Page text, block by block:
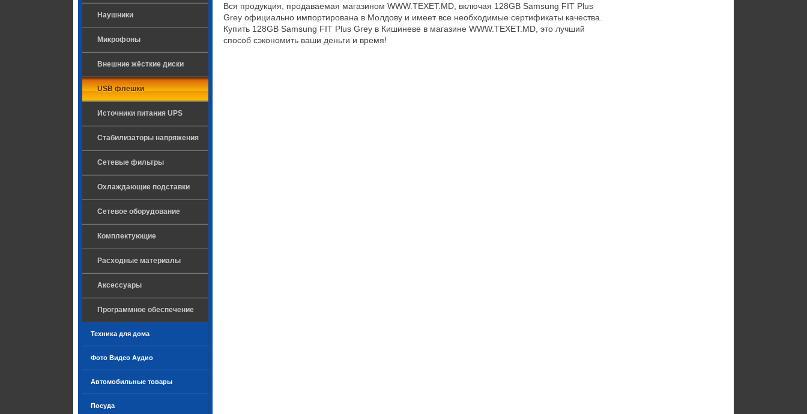
Наушники
Микрофоны
Внешние жёсткие диски
USB флешки
Источники питания UPS
Стабилизаторы напряжения
Сетевые фильтры
Охлаждающие подставки
Сетевое оборудование
Комплектующие
Расходные материалы
Аксессуары
Программное обеспечение
Техника для дома
Фото Видео Аудио
Автомобильные товары
Посуда
Вся продукция, продаваемая магазином WWW.TEXET.MD, включая 128GB Samsung FIT Plus
Grey официально импортирована в Молдову и имеет все необходимые сертификаты качества.
Купить 128GB Samsung FIT Plus Grey в Кишиневе в магазине WWW.TEXET.MD, это лучший
способ сэкономить ваши деньги и время!